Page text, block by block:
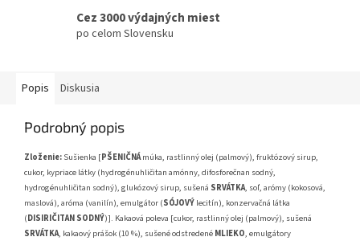
Cez 3000 výdajných miest
po celom Slovensku
Popis Diskusia
Podrobný popis
Zloženie: Sušienka [PŠENIČNÁmúka, rastlinný olej (palmový), fruktózový sirup,
cukor, kypriace látky (hydrogénuhličitan amónny, difosforečnan sodný,
hydrogénuhličitan sodný), glukózový sirup, sušená SRVÁTKA, soľ, arómy (kokosová,
maslová), aróma (vanilín), emulgátor (SÓJOVÝ lecitín), konzervačná látka
(DISIRIČITAN SODNÝ)]. Kakaová poleva [cukor, rastlinný olej (palmový), sušená
SRVÁTKA, kakaový prášok (10 %), sušené odstredené MLIEKO, emulgátory